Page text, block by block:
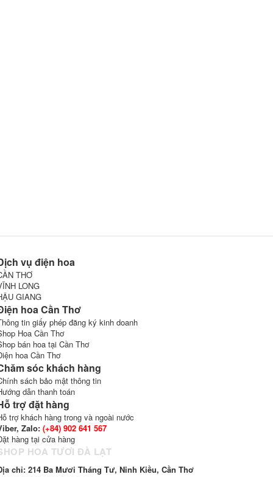
vụ điện hoa
THƠ
LONG
GIANG
hoa Cần Thơ
tin giấy phép đăng ký kinh doanh
Hoa Cần Thơ
bán hoa tại Cần Thơ
hoa Cần Thơ
sóc khách hàng
sách bảo mật thông tin
dẫn thanh toán
trợ đặt hàng
trợ khách hàng trong và ngoài nước
Zalo: (+84) 902 641 567
hàng tại cửa hàng
HOA TƯƠI ĐÀ LẠT
chỉ: 214 Ba Mươi Tháng Tư, Ninh Kiều, Cần Thơ